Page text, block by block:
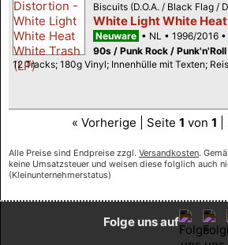
Biscuits (D.O.A. / Black Flag /
White Light White
Neuware NL 1996/2016
90s / Punk Rock / Punk'n'Roll
12 Tracks; 180g Vinyl; Innenhülle mit Texten;
« Vorherige | Seite 1 von 1
Alle Preise sind Endpreise zzgl. Versandkosten.
keine Umsatzsteuer und weisen diese folglich auch
(Kleinunternehmerstatus)
Folge uns auf